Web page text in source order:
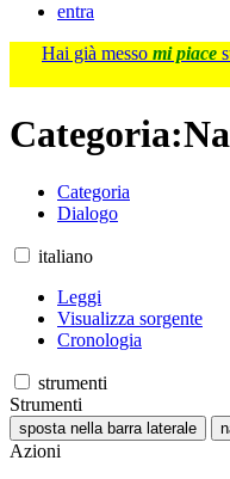
entra
Hai già messo mi piace
Categoria:
Categoria
Dialogo
italiano
Leggi
Visualizza sorgente
Cronologia
strumenti
Strumenti
sposta nella barra laterale
Azioni